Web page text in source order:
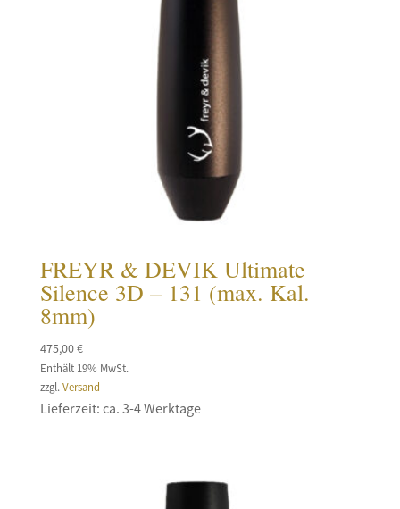
FREYR & DEVIK Ultimate
Silence 3D – 131 (max. Kal.
8mm)
475,00€
Enthält 19% MwSt.
zzgl. Versand
Lieferzeit: ca. 3-4 Werktage